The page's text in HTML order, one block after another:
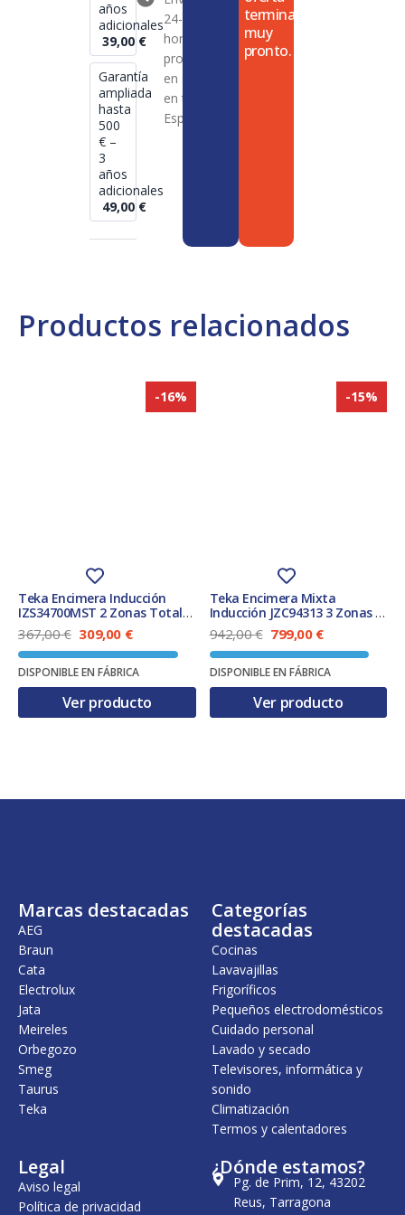
Productos relacionados
-16%
Teka Encimera Inducción
IZS34700MST 2 Zonas Total
Flex 30x51cm Biselada
367,00€ E
l
p
r
c
g
a
309,00 €E
l
p
r
e
c
u
0
DISPONIBLE EN FÁBRICA
Ver producto
-15%
Teka Encimera Mixta
Inducción JZC94313 3 Zonas 1
Fuegos Gas Natural 90cm
Biselada
942,00€ E
l
p
r
c
g
a
:
9
2
,
0
€
.
799,00 €E
l
p
r
e
c
u
.
DISPONIBLE EN FÁBRICA
Ver producto
años
adicionales
39,00 €
Garantía
ampliada
hasta
500
€ –
3
años
adicionales
49,00 €
24-72
horas en
productos
en stock
en toda
España
termina
muy
pronto.
Marcas destacadas
AEG
Braun
Cata
Electrolux
Jata
Meireles
Orbegozo
Smeg
Taurus
Teka
Categorías
destacadas
Cocinas
Lavavajillas
Frigoríficos
Pequeños electrodomésticos
Cuidado personal
Lavado y secado
Televisores, informática y
sonido
Climatización
Termos y calentadores
Legal
Aviso legal
Política de privacidad
¿Dónde estamos?
Pg. de Prim, 12, 43202
Reus, Tarragona